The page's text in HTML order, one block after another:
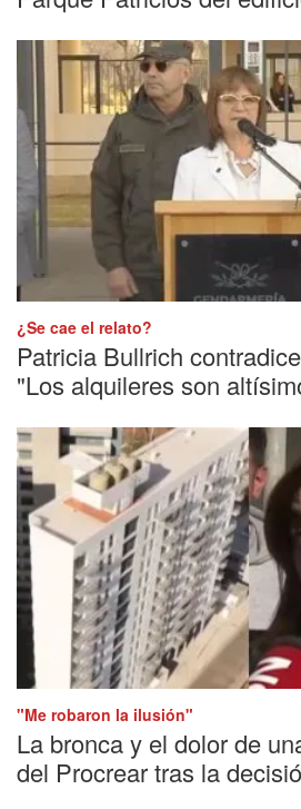
¿Se cae el relato?
Patricia Bullrich
"Los alquileres son
"Me robaron la ilusión"
La bronca y el dolor de
del Procrear tras la